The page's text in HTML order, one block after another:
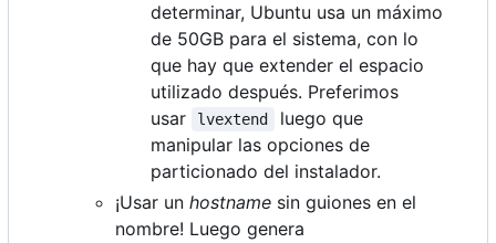
determinar, Ubuntu usa un máximo
de 50GB para el sistema, con lo
que hay que extender el espacio
utilizado después. Preferimos
usar
lvextend
luego que
manipular las opciones de
particionado del instalador.
¡Usar un hostname sin guiones en el
nombre! Luego genera